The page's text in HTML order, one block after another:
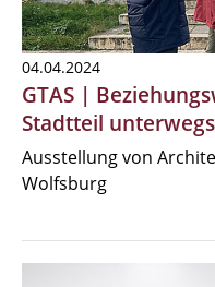
04.04.2024
GTAS |
Stadtteil unterwegs
Ausstellung von
Wolfsburg